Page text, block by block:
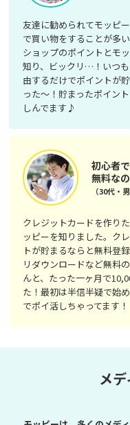
友達に勧められてモッピ
で買い物をすることが多
ショップのポイントとモ
知り、ビックリ…！いつ
由するだけでポイントが
った～！貯まったポイン
しんでます♪
初心者
無料な
（30代・男
クレジットカードを作り
ッピーを知りました。ク
トが貯まるならと無料登
リダウンロードなど無料
んと、たった一ヶ月で
た！最初は半信半疑で始
でポイ活しちゃってます！
メ